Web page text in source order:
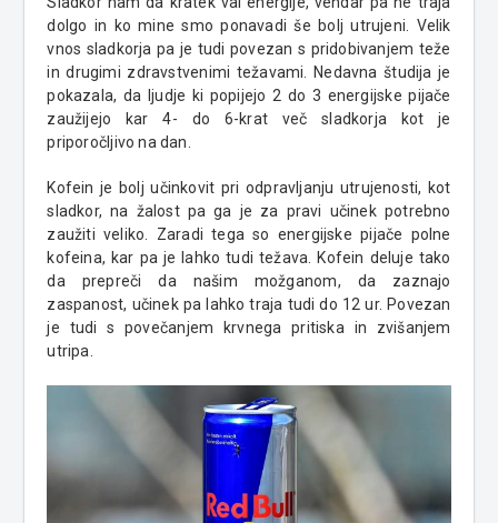
dolgo in ko mine smoponavadi še bolj utrujeni. Velik
vnos sladkorja pa je tudi povezan s pridobivanjem teže
in drugimi zdravstvenimi težavami. Nedavna študija je
pokazala, da ljudje ki popijejo 2 do 3 energijske pijače
zaužijejo kar 4- do 6-krat več sladkorja kot je
priporočljivo na dan.
Kofein je bolj učinkovit pri odpravljanju utrujenosti, kot
sladkor, na žalost pa ga je za pravi učinek potrebno
zaužiti veliko. Zaradi tega so energijske pijače polne
kofeina, kar pa je lahko tudi težava. Kofein deluje tako
da prepreči da našim možganom, da zaznajo
zaspanost, učinek pa lahko traja tudi do 12 ur. Povezan
je tudi s povečanjem krvnega pritiska in zvišanjem
utripa.